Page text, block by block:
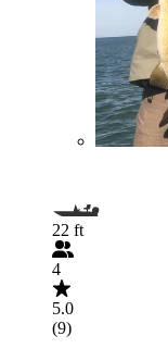
22 ft
4
5.0
(9)